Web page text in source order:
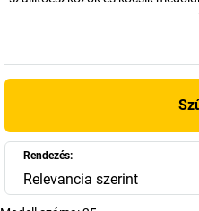
Rendezés:
Relevancia szerint